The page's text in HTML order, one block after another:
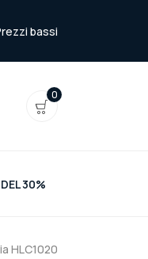
bassi
0
30%
HLC1020